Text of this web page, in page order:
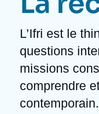
À propos de
Message du
L'Ifri en bref
Think tank : notre
Sujets
Iran
États-Unis
Proche-Orient
À venir
Au cœur des tempêtes.
du Ramses 2027
À propos de l'Ifri
L'Ifri en bref
L’Ifri est le
questions
missions
comprendre
contemporain.